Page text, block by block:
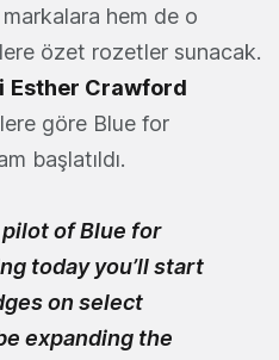
hem de o
özet rozetler sunacak.
Esther Crawford
göre Blue for
başlatıldı.
pilot of Blue for
today you’ll start
on select
expanding the